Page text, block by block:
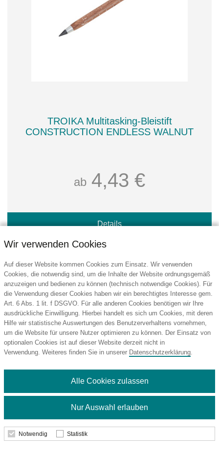
TROIKA Multitasking-Bleistift
CONSTRUCTION ENDLESS WALNUT
ab 4,43 €
Details
TROIKA Multitasking-Kugelschreiber
Wir verwenden Cookies
Auf dieser Website kommen Cookies zum Einsatz. Wir verwenden
Cookies, die notwendig sind, um die Inhalte der Website ordnungsgemäß
anzuzeigen und bedienen zu können (technisch notwendige Cookies). Für
die Verwendung dieser Cookies haben wir ein berechtigtes Interesse gem.
Art. 6 Abs. 1 lit. f DSGVO. Für alle anderen Cookies benötigen wir Ihre
ausdrückliche Einwilligung. Hierbei handelt es sich um Cookies, mit deren
Hilfe wir statistische Auswertungen des Benutzerverhaltens vornehmen,
um die Website für unsere Nutzer optimieren zu können. Der Einsatz von
optionalen Cookies ist auf dieser Website derzeit nicht in
Verwendung. Weiteres finden Sie in unserer Datenschutzerklärung.
Nur Auswahl erlauben
Alle Cookies zulassen
Notwendig Statistik